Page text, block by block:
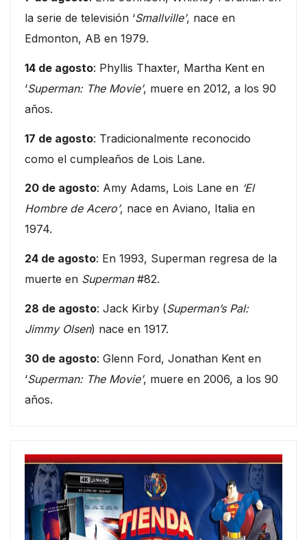
la serie de televisión ‘Smallville’, nace en
Edmonton, AB en 1979.
14 de agosto: Phyllis Thaxter, Martha Kent en
‘Superman: The Movie’, muere en 2012, a los 90
años.
17 de agosto: Tradicionalmente reconocido
como el cumpleaños de Lois Lane.
20 de agosto: Amy Adams, Lois Lane en ‘El
Hombre de Acero’, nace en Aviano, Italia en
1974.
24 de agosto: En 1993, Superman regresa de la
muerte en Superman#82.
28 de agosto: Jack Kirby (Superman’s Pal:
Jimmy Olsen) nace en 1917.
30 de agosto: Glenn Ford, Jonathan Kent en
‘Superman: The Movie’, muere en 2006, a los 90
años.